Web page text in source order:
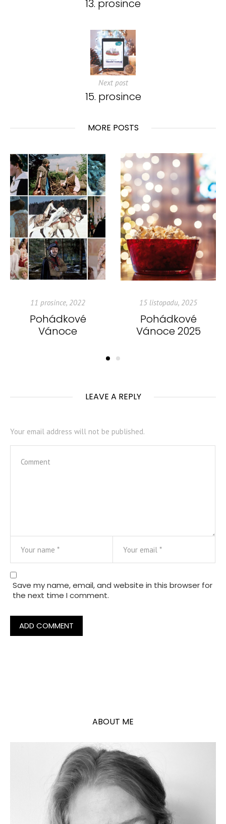
13. prosince
Next post
15. prosince
MORE POSTS
11 prosince, 2022
Pohádkové
Vánoce
15 listopadu, 2025
Pohádkové
Vánoce 2025
LEAVE A REPLY
Your email address will not be published.
Save my name, email, and website in this browser for
the next time I comment.
ABOUT ME